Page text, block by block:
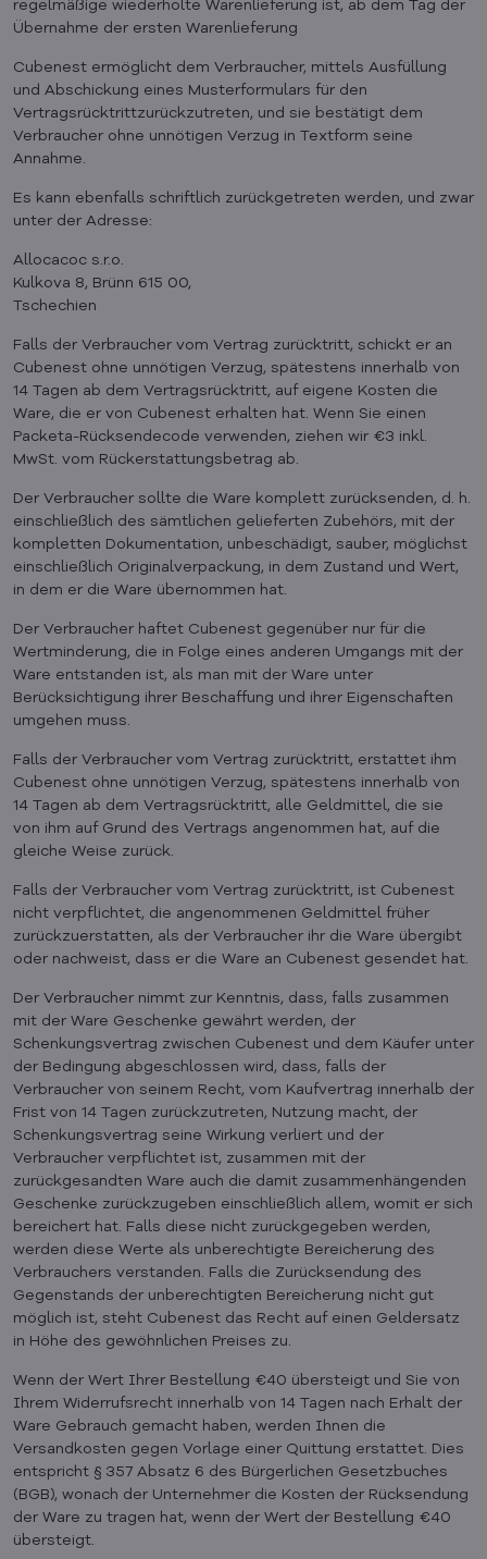
regelmäßige wiederholte Warenlieferung ist, ab dem Tag der
Übernahme der ersten Warenlieferung
Cubenest ermöglicht dem Verbraucher, mittels Ausfüllung
und Abschickung eines Musterformulars für den
Vertragsrücktrittzurückzutreten, und sie bestätigt dem
Verbraucher ohne unnötigen Verzug in Textform seine
Annahme.
Es kann ebenfalls schriftlich zurückgetreten werden, und zwar
unter der Adresse:
Allocacoc s.r.o.
Kulkova 8, Brünn 615 00,
Tschechien
Falls der Verbraucher vom Vertrag zurücktritt, schickt er an
Cubenest ohne unnötigen Verzug, spätestens innerhalb von
14 Tagen ab dem Vertragsrücktritt, auf eigene Kosten die
Ware, die er von Cubenest erhalten hat. Wenn Sie einen
Packeta-Rücksendecode verwenden, ziehen wir €3 inkl.
MwSt. vom Rückerstattungsbetrag ab.
Der Verbraucher sollte die Ware komplett zurücksenden, d. h.
einschließlich des sämtlichen gelieferten Zubehörs, mit der
kompletten Dokumentation, unbeschädigt, sauber, möglichst
einschließlich Originalverpackung, in dem Zustand und Wert,
in dem er die Ware übernommen hat.
Der Verbraucher haftet Cubenest gegenüber nur für die
Wertminderung, die in Folge eines anderen Umgangs mit der
Ware entstanden ist, als man mit der Ware unter
Berücksichtigung ihrer Beschaffung und ihrer Eigenschaften
umgehen muss.
Falls der Verbraucher vom Vertrag zurücktritt, erstattet ihm
Cubenest ohne unnötigen Verzug, spätestens innerhalb von
14 Tagen ab dem Vertragsrücktritt, alle Geldmittel, die sie
von ihm auf Grund des Vertrags angenommen hat, auf die
gleiche Weise zurück.
Falls der Verbraucher vom Vertrag zurücktritt, ist Cubenest
nicht verpflichtet, die angenommenen Geldmittel früher
zurückzuerstatten, als der Verbraucher ihr die Ware übergibt
oder nachweist, dass er die Ware an Cubenest gesendet hat.
Der Verbraucher nimmt zur Kenntnis, dass, falls zusammen
mit der Ware Geschenke gewährt werden, der
Schenkungsvertrag zwischen Cubenest und dem Käufer unter
der Bedingung abgeschlossen wird, dass, falls der
Verbraucher von seinem Recht, vom Kaufvertrag innerhalb der
Frist von 14 Tagen zurückzutreten, Nutzung macht, der
Schenkungsvertrag seine Wirkung verliert und der
Verbraucher verpflichtet ist, zusammen mit der
zurückgesandten Ware auch die damit zusammenhängenden
Geschenke zurückzugeben einschließlich allem, womit er sich
bereichert hat. Falls diese nicht zurückgegeben werden,
werden diese Werte als unberechtigte Bereicherung des
Verbrauchers verstanden. Falls die Zurücksendung des
Gegenstands der unberechtigten Bereicherung nicht gut
möglich ist, steht Cubenest das Recht auf einen Geldersatz
in Höhe des gewöhnlichen Preises zu.
Wenn der Wert Ihrer Bestellung €40 übersteigt und Sie von
Ihrem Widerrufsrecht innerhalb von 14 Tagen nach Erhalt der
Ware Gebrauch gemacht haben, werden Ihnen die
Versandkosten gegen Vorlage einer Quittung erstattet. Dies
entspricht § 357 Absatz 6 des Bürgerlichen Gesetzbuches
(BGB), wonach der Unternehmer die Kosten der Rücksendung
der Ware zu tragen hat, wenn der Wert der Bestellung €40
übersteigt.